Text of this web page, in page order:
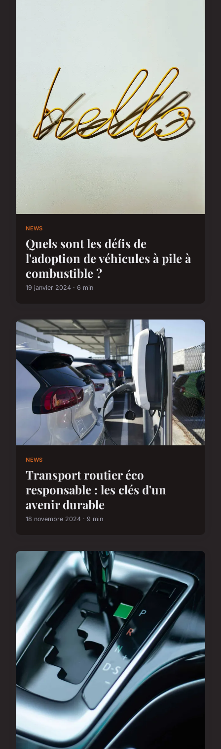
NEWS
Quels sont les défis de
l'adoption de véhicules à pile à
combustible ?
19 janvier 2024 · 6 min
NEWS
Transport routier éco
responsable : les clés d'un
avenir durable
18 novembre 2024 · 9 min